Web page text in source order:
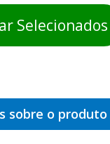
Selecionados
sobre o produto